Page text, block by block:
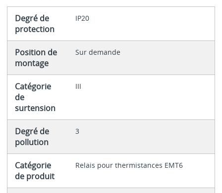
Degré de
protection
IP20
Position de
montage
Sur demande
Catégorie
de
surtension
III
Degré de
pollution
3
Catégorie
de produit
Relais pour thermistances EMT6